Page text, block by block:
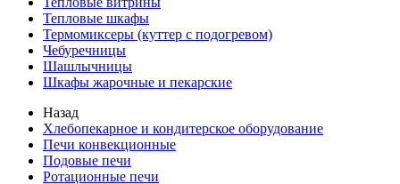
Тепловые шкафы
Термомиксеры (куттер с подогревом)
Чебуречницы
Шашлычницы
Шкафы жарочные и пекарские
Назад
Хлебопекарное и кондитерское оборудование
Печи конвекционные
Подовые печи
Ротационные печи